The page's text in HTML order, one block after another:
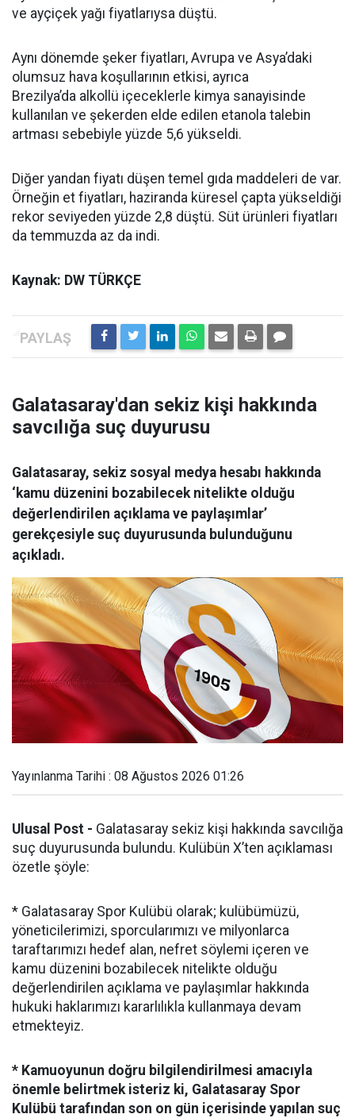
ve ayçiçek yağı fiyatlarıysa düştü.
Aynı dönemde şeker fiyatları, Avrupa ve Asya’daki
olumsuz hava koşullarının etkisi, ayrıca
Brezilya’da alkollü içeceklerle kimya sanayisinde
kullanılan ve şekerden elde edilen etanola talebin
artması sebebiyle yüzde 5,6 yükseldi.
Diğer yandan fiyatı düşen temel gıda maddeleri de var.
Örneğin et fiyatları, haziranda küresel çapta yükseldiği
rekor seviyeden yüzde 2,8 düştü. Süt ürünleri fiyatları
da temmuzda az da indi.
Kaynak: DW TÜRKÇE
Galatasaray'dan sekiz kişi hakkında
savcılığa suç duyurusu
Galatasaray, sekiz sosyal medya hesabı hakkında
‘kamu düzenini bozabilecek nitelikte olduğu
değerlendirilen açıklama ve paylaşımlar’
gerekçesiyle suç duyurusunda bulunduğunu
açıkladı.
Yayınlanma Tarihi : 08 Ağustos 2026 01:26
Ulusal Post - Galatasaray sekiz kişi hakkında savcılığa
suç duyurusunda bulundu. Kulübün X’ten açıklaması
özetle şöyle:
* Galatasaray Spor Kulübü olarak; kulübümüzü,
yöneticilerimizi, sporcularımızı ve milyonlarca
taraftarımızı hedef alan, nefret söylemi içeren ve
kamu düzenini bozabilecek nitelikte olduğu
değerlendirilen açıklama ve paylaşımlar hakkında
hukuki haklarımızı kararlılıkla kullanmaya devam
etmekteyiz.
* Kamuoyunun doğru bilgilendirilmesi amacıyla
önemle belirtmek isteriz ki, Galatasaray Spor
Kulübü tarafından son on gün içerisinde yapılan suç